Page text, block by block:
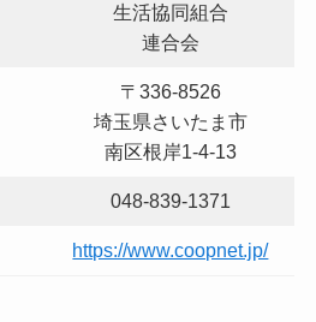
生活協同組合
連合会
〒336-8526
埼玉県さいたま市
南区根岸1-4-13
048-839-1371
https://www.coopnet.jp/